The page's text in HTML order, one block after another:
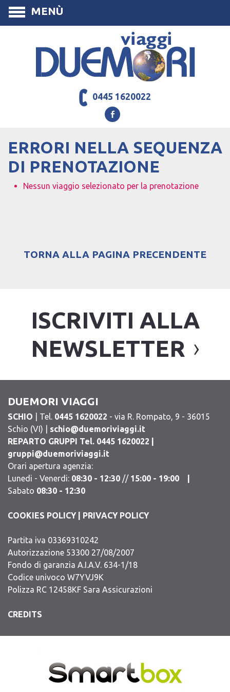
MENÙ
0445 1620022
ERRORI NELLA SEQUENZA
DI PRENOTAZIONE
Nessun viaggio selezionato per la prenotazione
TORNA ALLA PAGINA PRECENDENTE
ISCRIVITI ALLA
NEWSLETTER
DUEMORI VIAGGI
SCHIO | Tel. 0445 1620022 - via R. Rompato, 9 - 36015
Schio (VI) | schio@duemoriviaggi.it
REPARTO GRUPPI Tel. 0445 1620022 |
gruppi@duemoriviaggi.it
Orari apertura agenzia:
Lunedi - Venerdi: 08:30 - 12:30 // 15:00 - 19:00 |
Sabato 08:30 - 12:30
COOKIES POLICY| PRIVACY POLICY
Partita iva 03369310242
Autorizzazione 53300 27/08/2007
Fondo di garanzia A.I.A.V. 634-1/18
Codice univoco W7YVJ9K
Polizza RC 12458KF Sara Assicurazioni
CREDITS